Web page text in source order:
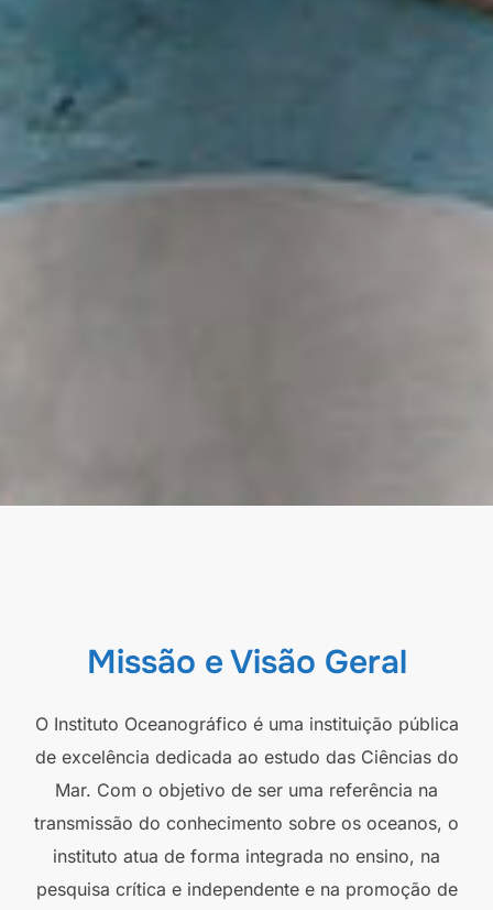
Missão e Visão Geral
O Instituto Oceanográfico é uma instituição pública
de excelência dedicada ao estudo das Ciências do
Mar. Com o objetivo de ser uma referência na
transmissão do conhecimento sobre os oceanos, o
instituto atua de forma integrada no ensino, na
pesquisa crítica e independente e na promoção de